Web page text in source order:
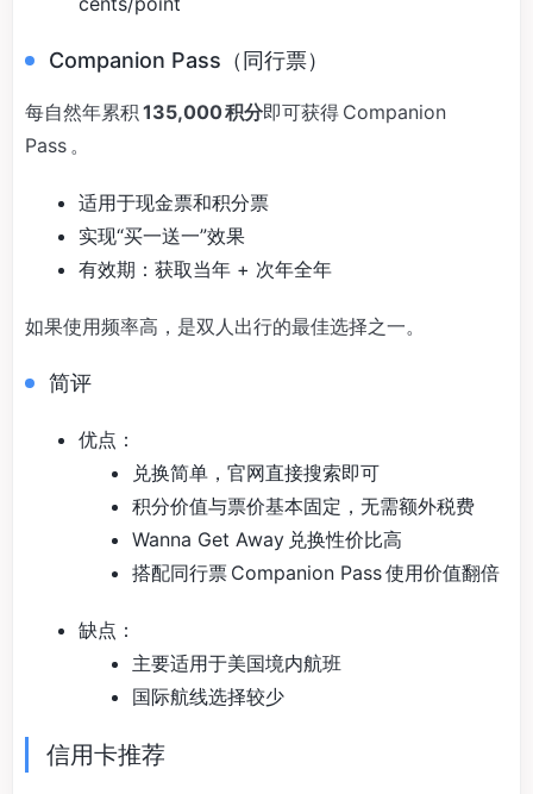
Companion Pass（同行票）
每自然年累积 135,000 积分即可获得 Companion
Pass 。
适用于现金票和积分票
实现“买一送一”效果
有效期：获取当年 + 次年全年
如果使用频率高，是双人出行的最佳选择之一。
简评
优点：
兑换简单，官网直接搜索即可
积分价值与票价基本固定，无需额外税费
Wanna Get Away 兑换性价比高
搭配同行票 Companion Pass 使用价值翻倍
缺点：
主要适用于美国境内航班
国际航线选择较少
信用卡推荐